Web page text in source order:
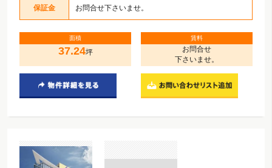
保証金 お問合せ下さいませ。
面積
37.24坪
賃料
お問合せ
下さいませ。